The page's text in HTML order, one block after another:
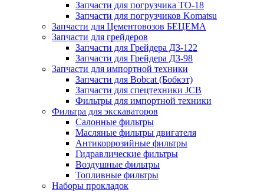
Запчасти для погрузчика ТО-18
Запчасти для погрузчиков Komatsu
Запчасти для Цементовозов БЕЦЕМА
Запчасти для грейдеров
Запчасти для Грейдера ДЗ-122
Запчасти для Грейдера ДЗ-98
Запчасти для импортной техники
Запчасти для Bobcat (Бобкэт)
Запчасти для спецтехники JCB
Фильтры для импортной техники
Фильтра для экскаваторов
Салонные фильтры
Масляные фильтры двигателя
Антикоррозийные фильтры
Гидравлические фильтры
Воздушные фильтры
Топливные фильтры
Наборы прокладок